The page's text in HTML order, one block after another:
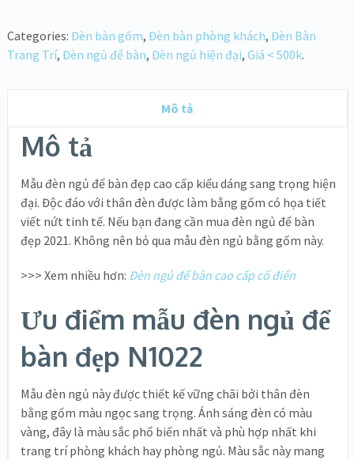
Categories: Đèn bàn gốm, Đèn bàn phòng khách, Đèn Bàn
Trang Trí, Đèn ngủ để bàn, Đèn ngủ hiện đại, Giá < 500k.
Mô tả
Mô tả
Mẫu đèn ngủ để bàn đẹp cao cấp kiểu dáng sang trọng hiện
đại. Độc đáo với thân đèn được làm bằng gốm có họa tiết
viết nứt tinh tế. Nếu bạn đang cần mua đèn ngủ để bàn
đẹp 2021. Không nên bỏ qua mẫu đèn ngủ bằng gốm này.
>>> Xem nhiều hơn: Đèn ngủ để bàn cao cấp cổ điển
Ưu điểm mẫu đèn ngủ để
bàn đẹp N1022
Mẫu đèn ngủ này được thiết kế vững chãi bởi thân đèn
bằng gốm màu ngọc sang trọng. Ánh sáng đèn có màu
vàng, đây là màu sắc phổ biến nhất và phù hợp nhất khi
trang trí phòng khách hay phòng ngủ. Màu sắc này mang